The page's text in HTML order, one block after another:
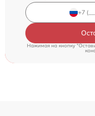
Нажимая на кнопку